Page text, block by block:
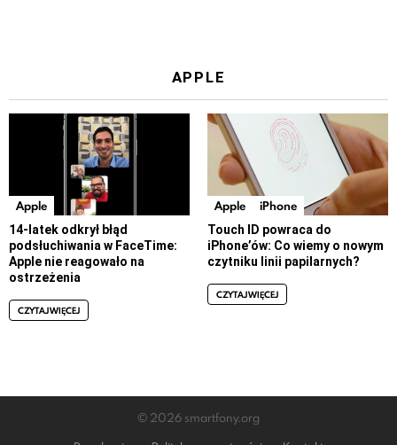
APPLE
Apple
14-latek odkrył błąd
podsłuchiwania w FaceTime:
Apple nie reagowało na
ostrzeżenia
CZYTAJ WIĘCEJ
Apple iPhone
Touch ID powraca do
iPhone’ów: Co wiemy o nowym
czytniku linii papilarnych?
CZYTAJ WIĘCEJ
© 2026 smartfony.org